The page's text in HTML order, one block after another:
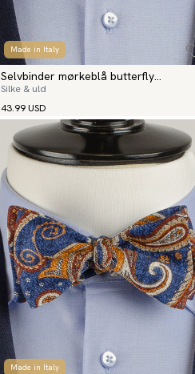
Made in Italy
Selvbinder mørkeblå butterfly
herringbone
Silke & uld
43.99 USD
Made in Italy